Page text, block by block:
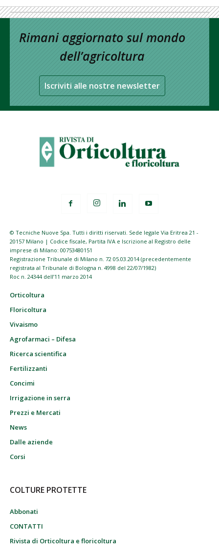
Rimani aggiornato sul mondo
dell’agricoltura
Iscriviti alle nostre newsletter
© Tecniche Nuove Spa. Tutti i diritti riservati. Sede legale Via Eritrea 21 -
20157 Milano | Codice fiscale, Partita IVA e Iscrizione al Registro delle
imprese di Milano: 00753480151
Registrazione Tribunale di Milano n. 72 05.03.2014 (precedentemente
registrata al Tribunale di Bologna n. 4998 del 22/07/1982)
Roc n. 24344 dell’11 marzo 2014
Orticoltura
Floricoltura
Vivaismo
Agrofarmaci – Difesa
Ricerca scientifica
Fertilizzanti
Concimi
Irrigazione in serra
Prezzi e Mercati
News
Dalle aziende
Corsi
COLTURE PROTETTE
Abbonati
CONTATTI
Rivista di Orticoltura e floricoltura